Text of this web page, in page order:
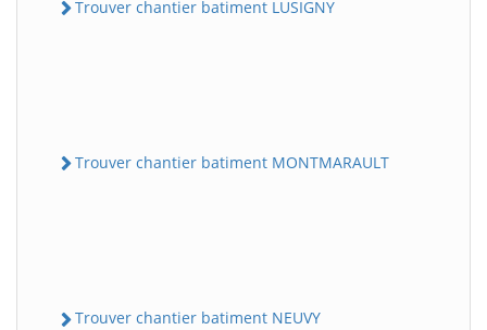
Trouver chantier batiment LUSIGNY
Trouver chantier batiment MONTMARAULT
Trouver chantier batiment NEUVY